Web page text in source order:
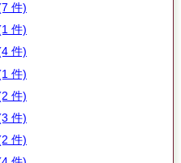
件)
件)
件)
件)
件)
件)
件)